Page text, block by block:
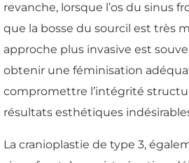
revanche, lorsque l’os du sinus
que la bosse du sourcil est très
approche plus invasive est
obtenir une féminisation
compromettre l’intégrité
résultats esthétiques
La cranioplastie de type 3,